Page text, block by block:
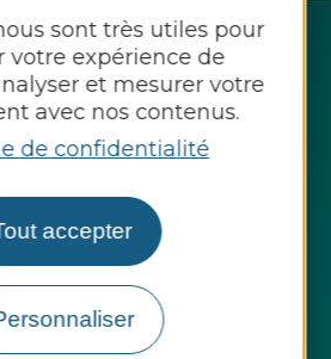
sont très utiles pour
votre expérience de
et mesurer votre
avec nos contenus.
de confidentialité
accepter